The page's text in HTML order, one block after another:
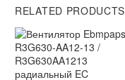
RELATED PRODUCTS